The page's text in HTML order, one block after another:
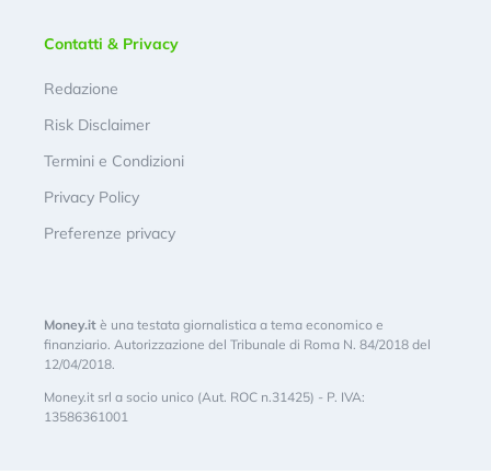
Contatti & Privacy
Redazione
Risk Disclaimer
Termini e Condizioni
Privacy Policy
Preferenze privacy
Money.it è una testata giornalistica a tema economico e
finanziario. Autorizzazione del Tribunale di Roma N. 84/2018 del
12/04/2018.
Money.it srl a socio unico (Aut. ROC n.31425) - P. IVA:
13586361001